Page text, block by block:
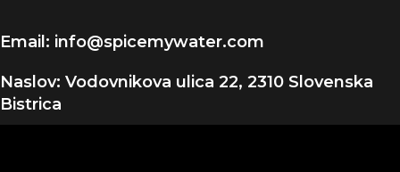
Email: info@spicemywater.com
Naslov: Vodovnikova ulica 22, 2310 Slovenska
Bistrica